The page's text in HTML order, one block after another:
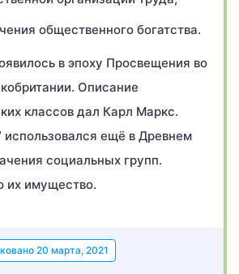
общественного богатства.
в эпоху Просвещения во
Описание
классов дал Карл Маркс.
использовался ещё в Древнем
социальных групп.
их имущество.
20 марта, 2021